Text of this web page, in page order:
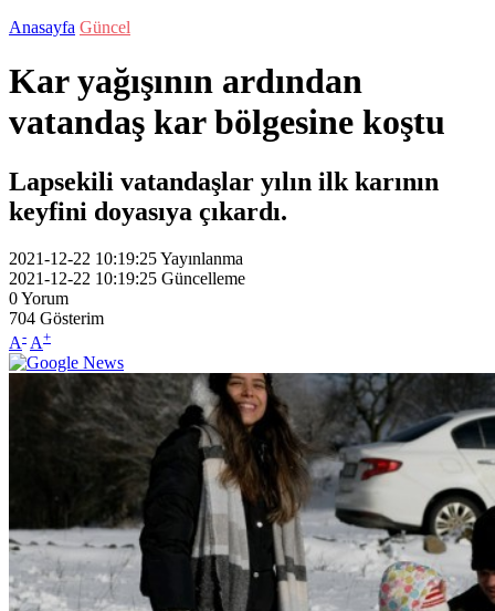
Anasayfa Güncel
Kar yağışının ardından
vatandaş kar bölgesine koştu
Lapsekili vatandaşlar yılın ilk karının
keyfini doyasıya çıkardı.
2021-12-22 10:19:25Yayınlanma
2021-12-22 10:19:25 Güncelleme
0Yorum
704 Gösterim
A- A+